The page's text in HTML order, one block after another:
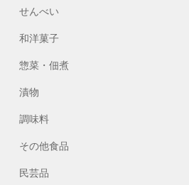
せんべい
和洋菓子
惣菜・佃煮
漬物
調味料
その他食品
民芸品